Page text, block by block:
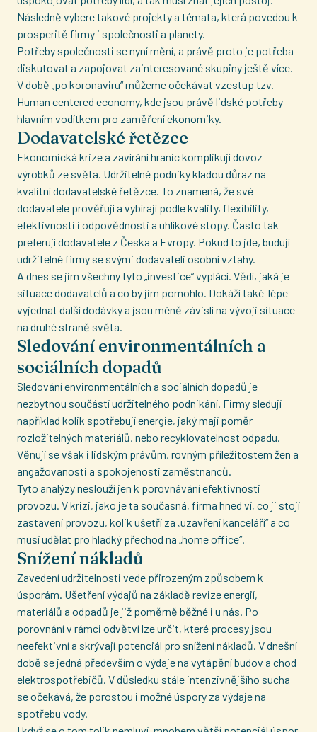
Následně vybere takové projekty a témata, která povedou k
prosperitě firmy i společnosti a planety.
Potřeby společnosti se nyní mění, a právě proto je potřeba
diskutovat a zapojovat zainteresované skupiny ještě více.
V době „po koronaviru“ můžeme očekávat vzestup tzv.
Human centered economy, kde jsou právě lidské potřeby
hlavním vodítkem pro zaměření ekonomiky.
Dodavatelské řetězce
Ekonomická krize a zavírání hranic komplikují dovoz
výrobků ze světa. Udržitelné podniky kladou důraz na
kvalitní dodavatelské řetězce. To znamená, že své
dodavatele prověřují a vybírají podle kvality, flexibility,
efektivnosti i odpovědnosti a uhlíkové stopy. Často tak
preferují dodavatele z Česka a Evropy. Pokud to jde, budují
udržitelné firmy se svými dodavateli osobní vztahy.
A dnes se jim všechny tyto „investice“ vyplácí. Vědí, jaká je
situace dodavatelů a co by jim pomohlo. Dokáží také lépe
vyjednat další dodávky a jsou méně závislí na vývoji situace
na druhé straně světa.
Sledování environmentálních a
sociálních dopadů
Sledování environmentálních a sociálních dopadů je
nezbytnou součástí udržitelného podnikání. Firmy sledují
například kolik spotřebují energie, jaký mají poměr
rozložitelných materiálů, nebo recyklovatelnost odpadu.
Věnují se však i lidským právům, rovným příležitostem žen a
angažovanosti a spokojenosti zaměstnanců.
Tyto analýzy neslouží jen k porovnávání efektivnosti
provozu. V krizi, jako je ta současná, firma hned ví, co ji stojí
zastavení provozu, kolik ušetří za „uzavření kanceláří“ a co
musí udělat pro hladký přechod na „home office“.
Snížení nákladů
Zavedení udržitelnosti vede přirozeným způsobem k
úsporám. Ušetření výdajů na základě revize energií,
materiálů a odpadů je již poměrně běžné i u nás. Po
porovnání v rámci odvětví lze určit, které procesy jsou
neefektivní a skrývají potenciál pro snížení nákladů. V dnešní
době se jedná především o výdaje na vytápění budov a chod
elektrospotřebičů. V důsledku stále intenzivnějšího sucha
se očekává, že porostou i možné úspory za výdaje na
spotřebu vody.